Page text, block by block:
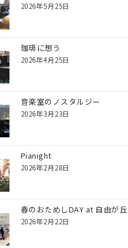
2026年5月25日
珈琲に想う
2026年4月25日
音楽室のノスタルジー
2026年3月23日
Pianight
2026年2月28日
春のおためしDAY at 自由が丘
2026年2月22日